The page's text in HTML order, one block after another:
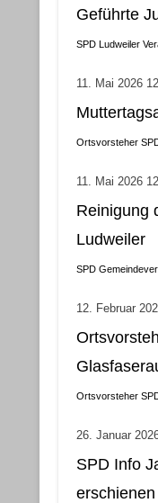
Geführte
SPD Ludweiler
11. Mai 2026
Ortsvorsteher
11. Mai 2026
Reinigung
Ludweiler
SPD
12. Februar
Ortsvorsteher
26. Januar
SPD Info
erschienen